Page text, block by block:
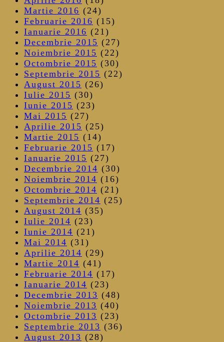
Martie 2016 (24)
Februarie 2016 (15)
Ianuarie 2016 (21)
Decembrie 2015 (27)
Noiembrie 2015 (22)
Octombrie 2015 (30)
Septembrie 2015 (22)
August 2015 (26)
Iulie 2015 (30)
Iunie 2015 (23)
Mai 2015 (27)
Aprilie 2015 (25)
Martie 2015 (14)
Februarie 2015 (17)
Ianuarie 2015 (27)
Decembrie 2014 (30)
Noiembrie 2014 (16)
Octombrie 2014 (21)
Septembrie 2014 (25)
August 2014 (35)
Iulie 2014 (23)
Iunie 2014 (21)
Mai 2014 (31)
Aprilie 2014 (29)
Martie 2014 (41)
Februarie 2014 (17)
Ianuarie 2014 (23)
Decembrie 2013 (48)
Noiembrie 2013 (40)
Octombrie 2013 (23)
Septembrie 2013 (36)
August 2013 (28)